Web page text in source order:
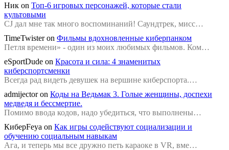
Ник on Топ-6 игровых персонажей, которые стали
культовыми
CJ дал мне так много воспоминаний! Саундтрек, мисс…
TimeTwister on Фильмы вдохновленные киберпанком
Петля времени» - один из моих любимых фильмов. Ком…
eSportDude on Красота и сила: 4 знаменитых
киберспортсменки
Всегда рад видеть девушек на вершине киберспорта.…
admijector on Коды на Ведьмак 3. Голые женщины, доспехи
медведя и бессмертие.
Помимо ввода кодов, надо убедиться, что выполнены…
КиберFeya on Как игры содействуют социализации и
обучению социальным навыкам
Ага, и теперь мы все дружно петь караоке в VR, вме…